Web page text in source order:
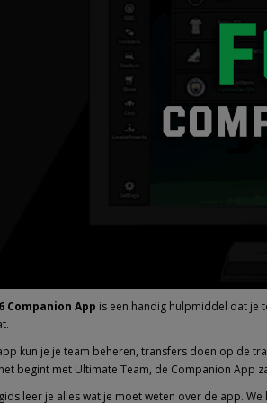
Companion App is een handig hulpmiddel dat je
kun je je team beheren, transfers doen op de
begint met Ultimate Team, de Companion App
leer je alles wat je moet weten over de app.